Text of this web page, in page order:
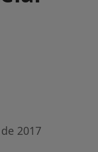
2017